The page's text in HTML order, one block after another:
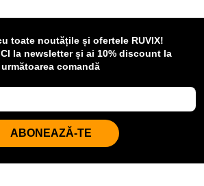
toate noutățile și ofertele RUVIX!
la newsletter și ai 10% discount la
următoarea comandă
ABONEAZĂ-TE